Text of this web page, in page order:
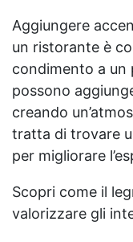
Aggiungere
un ristorante è
condimento a un
possono
creando
tratta di trovare
per migliorare
Scopri come il
valorizzare gli